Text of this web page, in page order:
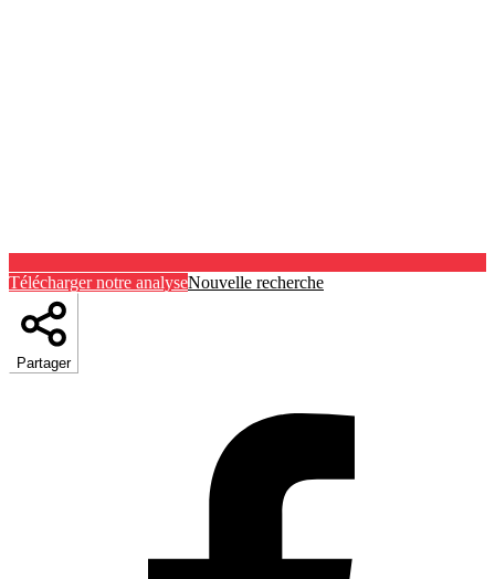
Télécharger notre analyseNouvelle recherche
Partager